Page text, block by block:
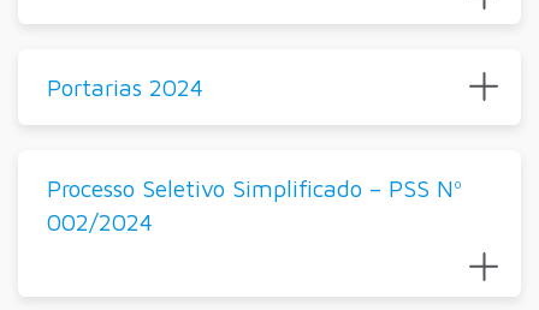
Portarias 2024
Processo Seletivo Simplificado – PSS Nº
002/2024